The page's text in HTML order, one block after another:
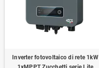
Inverter fotovoltaico di rete 1kW